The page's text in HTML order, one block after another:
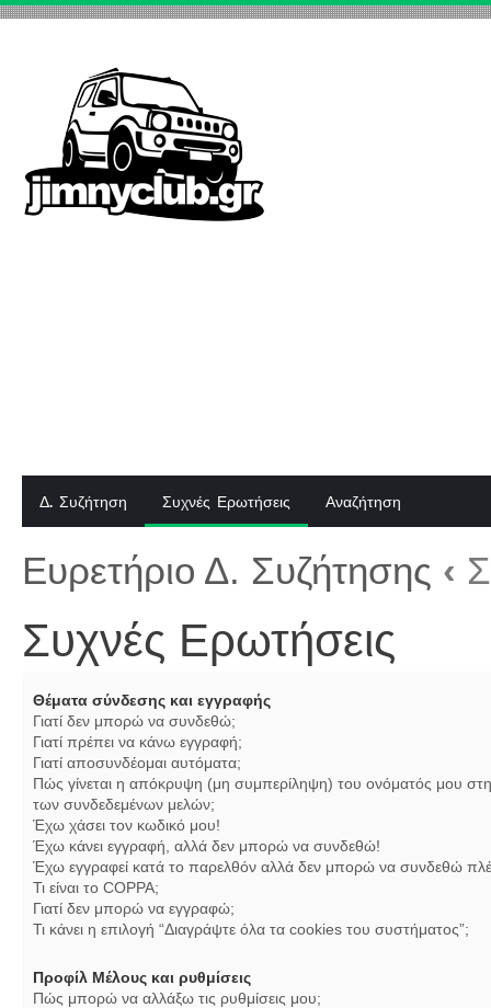
Δ. Συζήτηση Συχνές Ερωτήσεις Αναζήτηση
Ευρετήριο Δ. Συζήτησης ‹
Συχνές Ερωτήσεις
Θέματα σύνδεσης και εγγραφής
Γιατί δεν μπορώ να συνδεθώ;
Γιατί πρέπει να κάνω εγγραφή;
Γιατί αποσυνδέομαι αυτόματα;
Πώς γίνεται η απόκρυψη (μη συμπερίληψη) του ονόματός μου στη
των συνδεδεμένων μελών;
Έχω χάσει τον κωδικό μου!
Έχω κάνει εγγραφή, αλλά δεν μπορώ να συνδεθώ!
Έχω εγγραφεί κατά το παρελθόν αλλά δεν μπορώ να συνδεθώ
Τι είναι το COPPA;
Γιατί δεν μπορώ να εγγραφώ;
Τι κάνει η επιλογή “Διαγράψτε όλα τα cookies του συστήματος”;
Προφίλ Μέλους και ρυθμίσεις
Πώς μπορώ να αλλάξω τις ρυθμίσεις μου;